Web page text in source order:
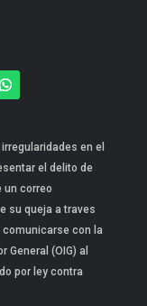
en el
el delito de
un correo
su queja a traves
comunicarse con la
General (OIG) al
por ley contra